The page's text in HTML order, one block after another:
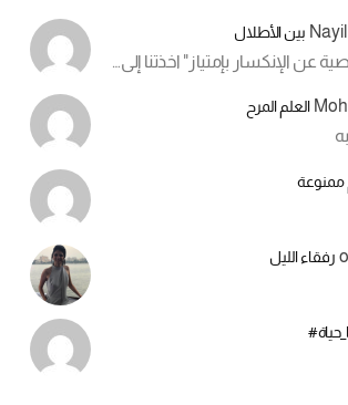
بين الأطلال
عن الإنكسار بإمتياز" اخذتنا إلى…
العلم المرح
ممنوعة
رفقاء الليل